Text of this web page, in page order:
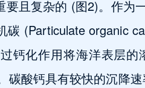
且复杂的 (图2)。作为
(Particulate organic
钙化作用将海洋表层
碳酸钙具有较快的沉降